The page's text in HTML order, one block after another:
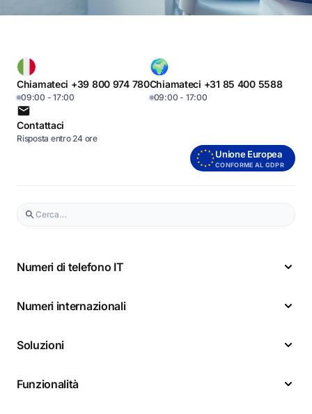
Chiamateci +39 800 974 780
09:00 - 17:00
Chiamateci +31 85 400 5588
09:00 - 17:00
Contattaci
Risposta entro 24 ore
Unione Europea
CONFORME AL GDPR
Numeri di telefono IT
Numeri internazionali
Soluzioni
Funzionalità